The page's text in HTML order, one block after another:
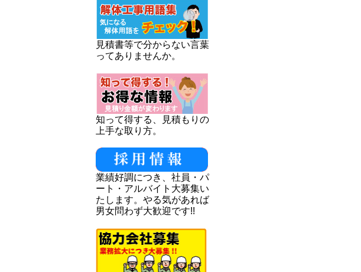
見積書等で分からない言葉
ってありませんか。
知って得する、見積もりの
上手な取り方。
業績好調につき、社員・パ
ート・アルバイト大募集い
たします。やる気があれば
男女問わず大歓迎です!!